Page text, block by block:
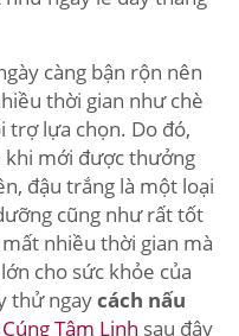
càng bận rộn nên
thời gian như chè
trợ lựa chọn. Do đó,
mới được thưởng
đậu trắng là một loại
cũng như rất tốt
nhiều thời gian mà
cho sức khỏe của
thử ngaycách nấu
Tâm Linh sau đây